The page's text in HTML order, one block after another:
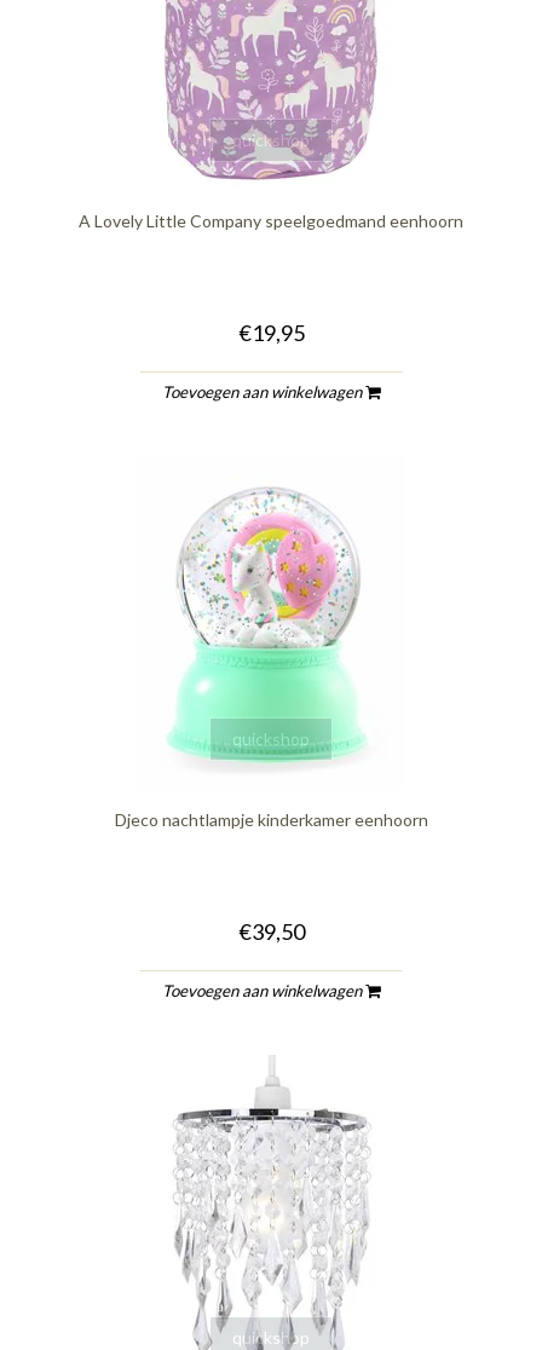
quickshop
A Lovely Little Company speelgoedmand eenhoorn
€19,95
Toevoegen aan winkelwagen
quickshop
Djeco nachtlampje kinderkamer eenhoorn
€39,50
Toevoegen aan winkelwagen
quickshop